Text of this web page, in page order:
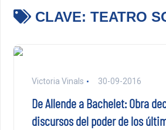
CLAVE: TEATRO
Victoria Vinals 30-09-2016
De Allende a Bachelet: Obra
discursos del poder de los